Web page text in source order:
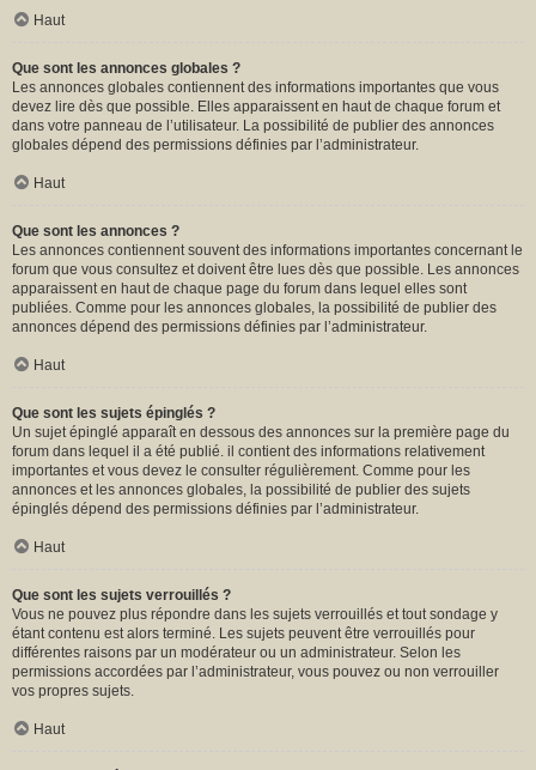
Haut
Que sont les annonces globales ?
Les annonces globales contiennent des informations importantes que vous
devez lire dès que possible. Elles apparaissent en haut de chaque forum et
dans votre panneau de l’utilisateur. La possibilité de publier des annonces
globales dépend des permissions définies par l’administrateur.
Haut
Que sont les annonces ?
Les annonces contiennent souvent des informations importantes concernant le
forum que vous consultez et doivent être lues dès que possible. Les annonces
apparaissent en haut de chaque page du forum dans lequel elles sont
publiées. Comme pour les annonces globales, la possibilité de publier des
annonces dépend des permissions définies par l’administrateur.
Haut
Que sont les sujets épinglés ?
Un sujet épinglé apparaît en dessous des annonces sur la première page du
forum dans lequel il a été publié. il contient des informations relativement
importantes et vous devez le consulter régulièrement. Comme pour les
annonces et les annonces globales, la possibilité de publier des sujets
épinglés dépend des permissions définies par l’administrateur.
Haut
Que sont les sujets verrouillés ?
Vous ne pouvez plus répondre dans les sujets verrouillés et tout sondage y
étant contenu est alors terminé. Les sujets peuvent être verrouillés pour
différentes raisons par un modérateur ou un administrateur. Selon les
permissions accordées par l’administrateur, vous pouvez ou non verrouiller
vos propres sujets.
Haut